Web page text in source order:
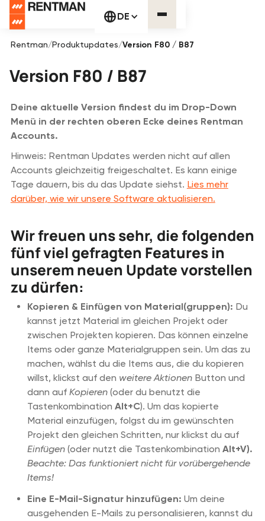
DE
Rentman/Produktupdates/Version F80 / B87
Version F80 / B87
Deine aktuelle Version findest du im Drop-Down
Menü in der rechten oberen Ecke deines Rentman
Accounts.
Hinweis: Rentman Updates werden nicht auf allen
Accounts gleichzeitig freigeschaltet. Es kann einige
Tage dauern, bis du das Update siehst. Lies mehr
darüber, wie wir unsere Software aktualisieren.
Wir freuen uns sehr, die folgenden
fünf viel gefragten Features in
unserem neuen Update vorstellen
zu dürfen:
Kopieren & Einfügen von Material(gruppen): Du
kannst jetzt Material im gleichen Projekt oder
zwischen Projekten kopieren. Das können einzelne
Items oder ganze Materialgruppen sein. Um das zu
machen, wählst du die Items aus, die du kopieren
willst, klickst auf den weitere Aktionen Button und
dann aufKopieren (oder du benutzt die
TastenkombinationAlt+C). Um das kopierte
Material einzufügen, folgst du im gewünschten
Projekt den gleichen Schritten, nur klickst du auf
Einfügen (oder nutzt die TastenkombinationAlt+V).
Beachte: Das funktioniert nicht für vorübergehende
Items!
Eine E-Mail-Signatur hinzufügen:Um deine
ausgehenden E-Mails zu personalisieren, kannst du